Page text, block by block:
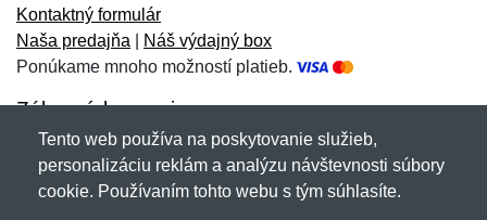
Kontaktný formulár
Naša predajňa
Náš výdajný box
Ponúkame mnoho možností platieb.
Zákaznícky servis
Novinky emailom
Tento web používa na poskytovanie služieb,
personalizáciu reklám a analýzu návštevnosti súbory
cookie. Používaním tohto webu s tým súhlasíte.